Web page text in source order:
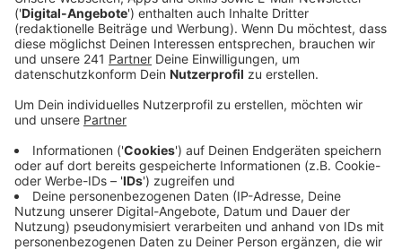
Veröffentlicht:Freitag, 20.10.2023 15:15
Anzeige
Diese Entwicklung ist nicht neu. Spätestens durch die
gestiegenen Energiepreise infolge des Ukraine-Kriegs
haben sich viele Menschen mit erneuerbaren Energien
beschäftigt. Die Wartezeiten auf eine Solaranlage sind
aber weiter lang. Anfang des Jahres lag das noch an
Lieferengpässen. Das hat sich geändert, so die